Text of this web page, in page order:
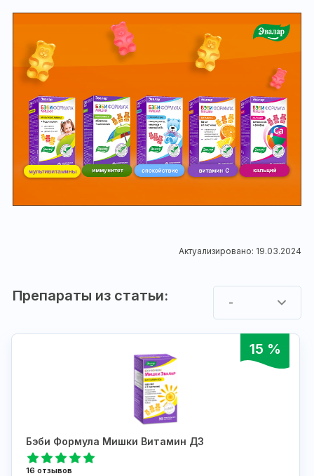
Актуализировано: 19.03.2024
Препараты из статьи: -
15 %
Бэби Формула Мишки Витамин Д3
16 отзывов